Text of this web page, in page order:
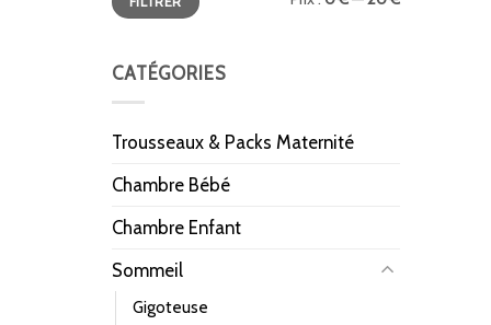
min
max
CATÉGORIES
Trousseaux & Packs Maternité
Chambre Bébé
Chambre Enfant
Sommeil
Gigoteuse